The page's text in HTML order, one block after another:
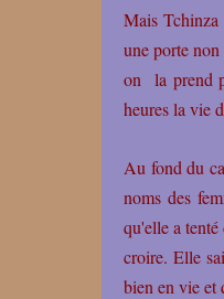
Mais Tchinza
une porte non
on la prend
heures la vie
Au fond du
noms des
qu'elle a
croire. Elle
bien en vie et